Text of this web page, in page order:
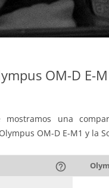
OM-D E-
mostramos una
OM-D E-M1 y la
help_outline